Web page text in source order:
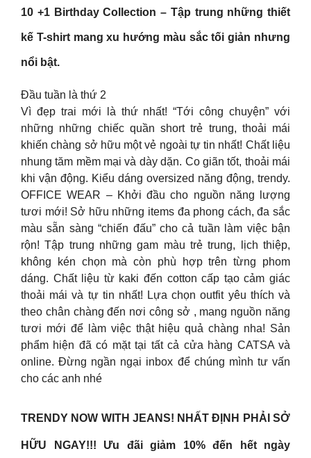
10 +1 Birthday Collection – Tập trung những thiết
kế T-shirt mang xu hướng màu sắc tối giản nhưng
nổi bật.
Đầu tuần là thứ 2
Vì đẹp trai mới là thứ nhất! “Tới công chuyện” với
những những chiếc quần short trẻ trung, thoải mái
khiến chàng sở hữu một vẻ ngoài tự tin nhất! Chất liệu
nhung tăm mềm mại và dày dặn. Co giãn tốt, thoải mái
khi vận động. Kiểu dáng oversized năng động, trendy.
OFFICE WEAR – Khởi đầu cho nguồn năng lượng
tươi mới! Sở hữu những items đa phong cách, đa sắc
màu sẵn sàng “chiến đấu” cho cả tuần làm việc bận
rộn! Tập trung những gam màu trẻ trung, lịch thiệp,
không kén chọn mà còn phù hợp trên từng phom
dáng. Chất liệu từ kaki đến cotton cấp tạo cảm giác
thoải mái và tự tin nhất! Lựa chọn outfit yêu thích và
theo chân chàng đến nơi công sở , mang nguồn năng
tươi mới để làm việc thật hiệu quả chàng nha! Sản
phẩm hiện đã có mặt tại tất cả cửa hàng CATSA và
online. Đừng ngần ngại inbox để chúng mình tư vấn
cho các anh nhé
TRENDY NOW WITH JEANS! NHẤT ĐỊNH PHẢI SỞ
HỮU NGAY!!! Ưu đãi giảm 10% đến hết ngày